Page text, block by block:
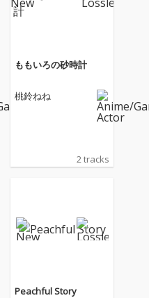
ももいろの砂時計
桃鈴ねね
2 tracks
Peachful Story